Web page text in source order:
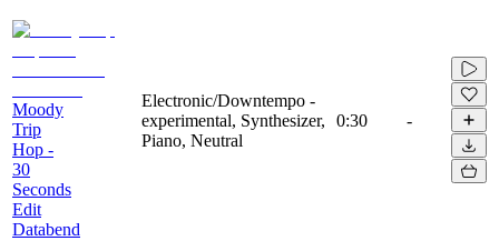
Moody
Trip
Hop -
30
Seconds
Edit
Databend
Electronic/Downtempo -
experimental, Synthesizer,
Piano, Neutral
0:30 -